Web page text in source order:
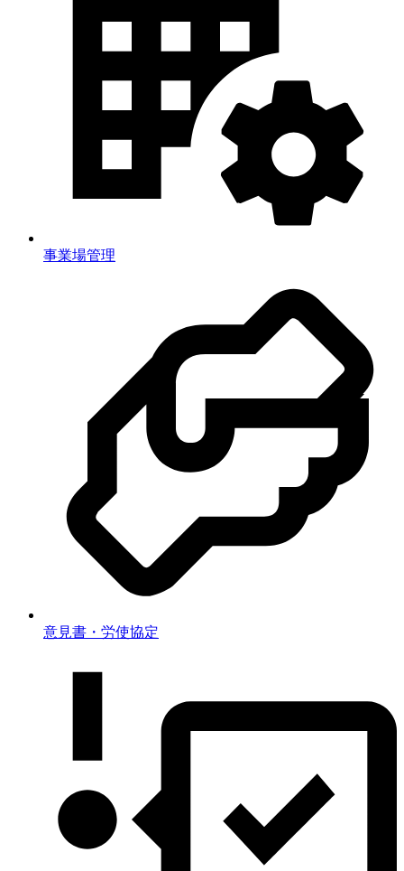
事業場管理
意見書・労使協定